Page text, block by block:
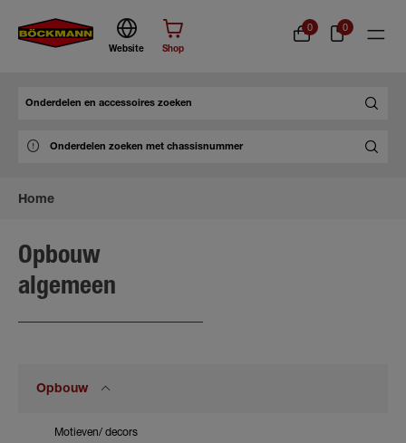
Website Shop
0 0
Home
Opbouw
algemeen
Opbouw
Motieven/ decors